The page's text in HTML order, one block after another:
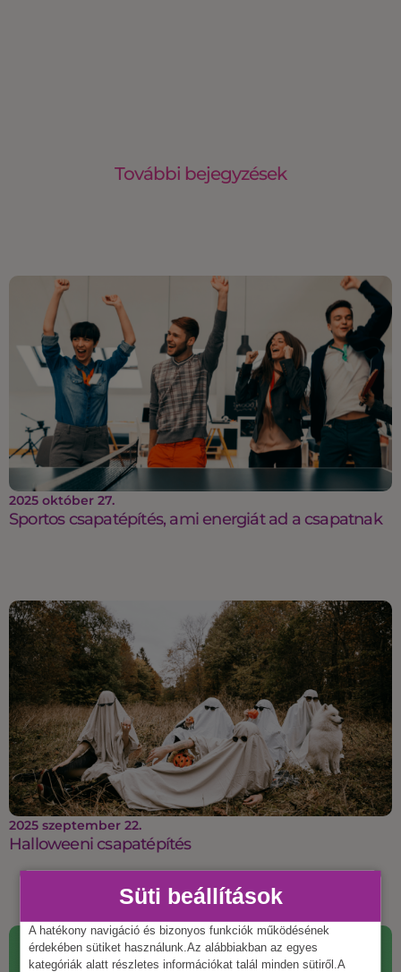
További bejegyzések
2025 október 27.
Sportos csapatépítés, ami energiát ad a csapatnak
2025 szeptember 22.
Halloweeni csapatépítés
Süti beállítások
A hatékony navigáció és bizonyos funkciók működésének
érdekében sütiket használunk.Az alábbiakban az egyes
kategóriák alatt részletes információkat talál minden sütiről.A